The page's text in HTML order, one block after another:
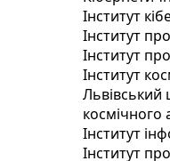
Інститут
Інститут
Інститут
Інститут
Львівський
космічного
Інститут
Інститут